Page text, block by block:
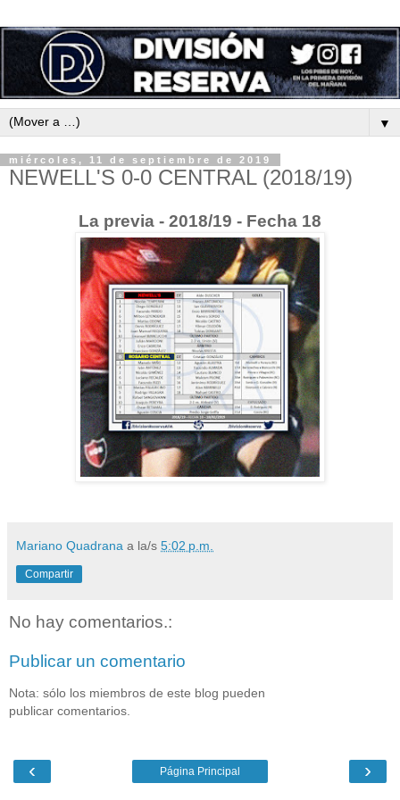
▼
miércoles, 11 de septiembre de 2019
NEWELL'S 0-0 CENTRAL (2018/19)
La previa - 2018/19 - Fecha 18
Mariano Quadrana a la/s 5:02 p.m.
Compartir
No hay comentarios.:
Publicar un comentario
Nota: sólo los miembros de este blog pueden
publicar comentarios.
‹ ›
Página Principal